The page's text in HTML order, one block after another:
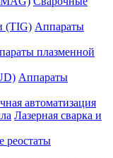
Аппараты
плазменной
Аппараты
автоматизация
Лазерная сварка и
реостаты